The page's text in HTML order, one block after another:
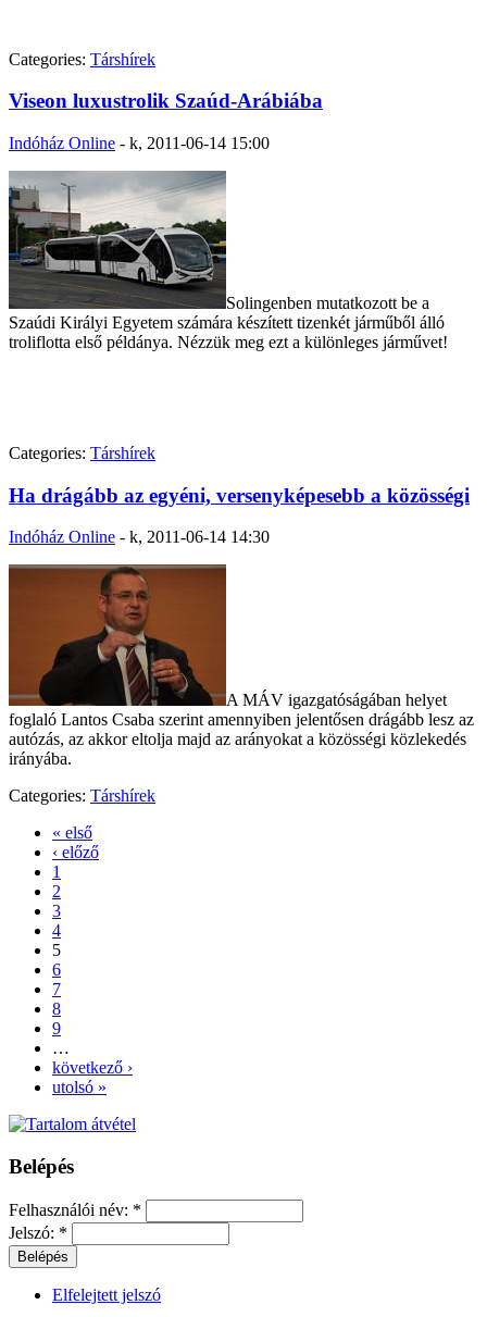
Categories: Társhírek
Viseon luxustrolik Szaúd-Arábiába
Indóház Online - k, 2011-06-14 15:00
Solingenben mutatkozott be a
Szaúdi Királyi Egyetem számára készített tizenkét járműből álló
troliflotta első példánya. Nézzük meg ezt a különleges járművet!
Categories: Társhírek
Ha drágább az egyéni, versenyképesebb a közösségi
Indóház Online - k, 2011-06-14 14:30
A MÁV igazgatóságában helyet
foglaló Lantos Csaba szerint amennyiben jelentősen drágább lesz az
autózás, az akkor eltolja majd az arányokat a közösségi közlekedés
irányába.
Categories: Társhírek
« első
‹ előző
1
2
3
4
5
6
7
8
9
…
következő ›
utolsó »
Belépés
Felhasználói név: *
Jelszó: *
Elfelejtett jelszó